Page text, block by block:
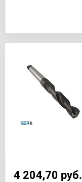
4 204,70 руб.